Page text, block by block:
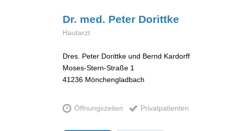
Dr. med. Peter Dorittke
Hautarzt
Dres. Peter Dorittke und Bernd Kardorff
Moses-Stern-Straße 1
41236 Mönchengladbach
Öffnungszeiten Privatpatienten